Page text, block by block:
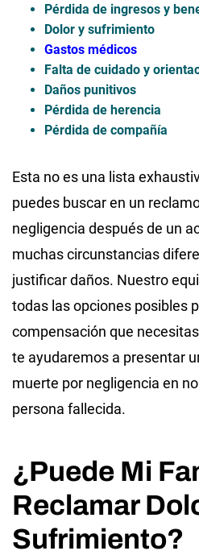
Pérdida de ingresos y
Dolor y sufrimiento
Gastos médicos
Falta de cuidado y
Daños punitivos
Pérdida de herencia
Pérdida de compañía
Esta no es una lista
puedes buscar en un
negligencia después de un
muchas circunstancias
justificar daños. Nuestro
todas las opciones posibles
compensación que
te ayudaremos a presentar
muerte por negligencia en
persona fallecida.
¿Puede Mi
Reclamar
Sufrimiento?